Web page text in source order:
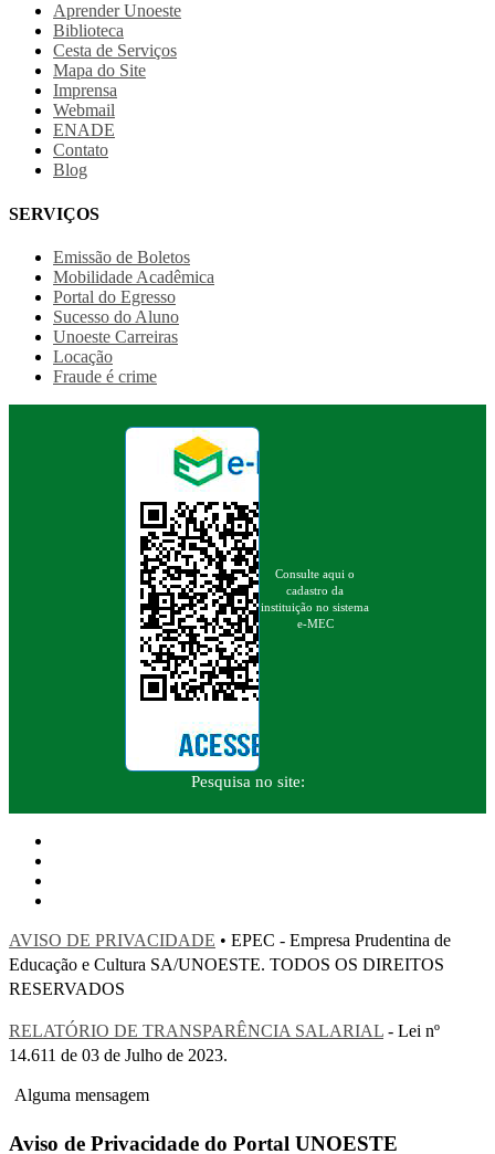
Aprender Unoeste
Biblioteca
Cesta de Serviços
Mapa do Site
Imprensa
Webmail
ENADE
Contato
Blog
SERVIÇOS
Emissão de Boletos
Mobilidade Acadêmica
Portal do Egresso
Sucesso do Aluno
Unoeste Carreiras
Locação
Fraude é crime
Consulte aqui o
cadastro da
instituição no sistema
e-MEC
Pesquisa no site:
AVISO DE PRIVACIDADE • EPEC - Empresa Prudentina de
Educação e Cultura SA/UNOESTE. TODOS OS DIREITOS
RESERVADOS
RELATÓRIO DE TRANSPARÊNCIA SALARIAL - Lei nº
14.611 de 03 de Julho de 2023.
Alguma mensagem
Aviso de Privacidade do Portal UNOESTE